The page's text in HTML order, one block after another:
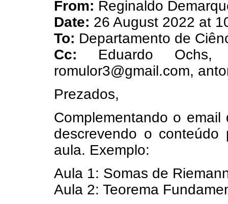
From: Reginaldo
Date: 26 August 2022 at
To: Departamento de
Cc: Eduardo
romulor3@gmail.com,
Prezados,
Complementando o
descrevendo o conteúdo
aula. Exemplo:
Aula 1: Somas de
Aula 2: Teorema